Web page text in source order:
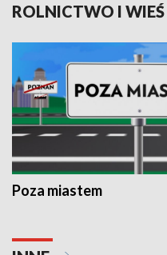
ROLNICTWO I WIEŚ
Poza miastem